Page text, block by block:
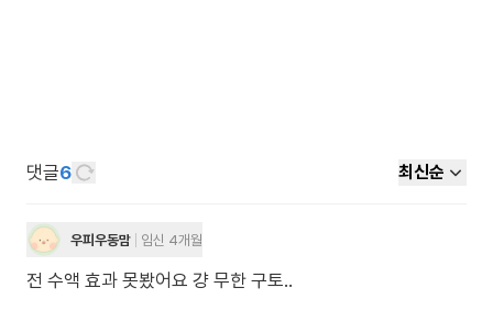
댓글6 최신순
우피우동맘 임신 4개월
전 수액 효과 못봤어요 걍 무한 구토..